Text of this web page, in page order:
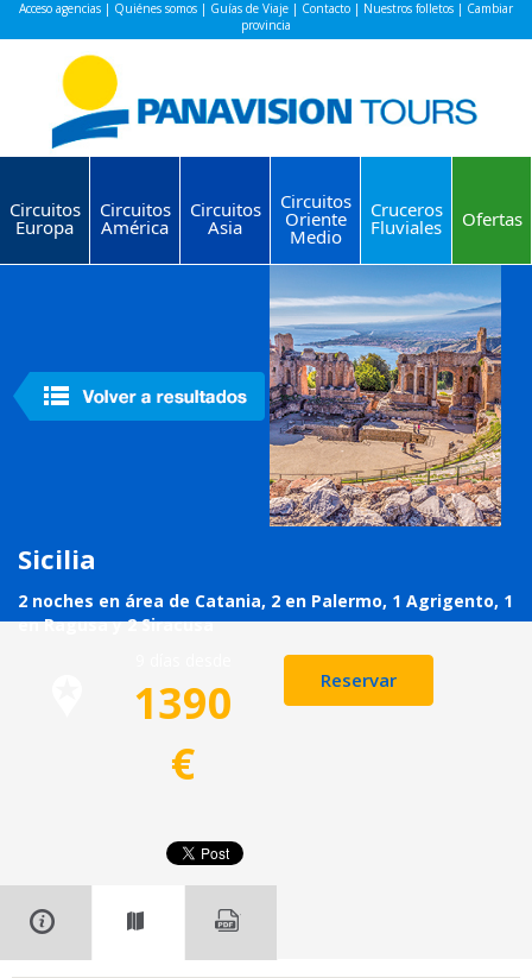
Acceso agencias | Quiénes somos | Guías de Viaje | Contacto | Nuestros folletos | Cambiar
provincia
Circuitos
Europa
Circuitos
América
Circuitos
Asia
Circuitos
Oriente
Medio
Cruceros
Fluviales Ofertas
Sicilia
2 noches en área de Catania, 2 en Palermo, 1 Agrigento, 1
en Ragusa y 2 Siracusa
1390
€
Reservar